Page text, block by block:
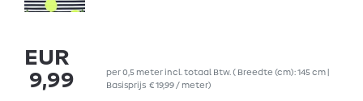
EUR
9,99
per0,5 meterincl. totaal Btw. ( Breedte (cm): 145 cm |
Basisprijs€ 19,99 / meter)